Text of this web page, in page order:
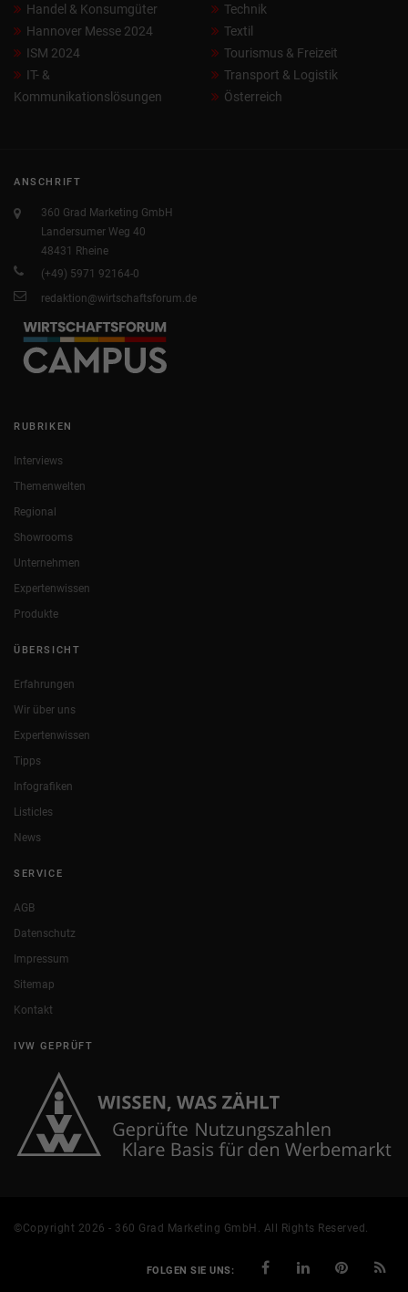
Handel & Konsumgüter
Hannover Messe 2024
ISM 2024
IT- &
Kommunikationslösungen
Technik
Textil
Tourismus & Freizeit
Transport & Logistik
Österreich
ANSCHRIFT
360 Grad Marketing GmbH
Landersumer Weg 40
48431 Rheine
(+49) 5971 92164-0
redaktion@wirtschaftsforum.de
RUBRIKEN
Interviews
Themenwelten
Regional
Showrooms
Unternehmen
Expertenwissen
Produkte
ÜBERSICHT
Erfahrungen
Wir über uns
Expertenwissen
Tipps
Infografiken
Listicles
News
SERVICE
AGB
Datenschutz
Impressum
Sitemap
Kontakt
IVW GEPRÜFT
©Copyright 2026 - 360 Grad Marketing GmbH. All Rights Reserved.
FOLGEN SIE UNS: